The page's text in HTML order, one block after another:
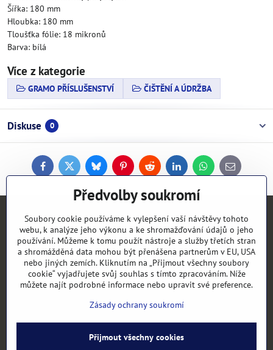
Šířka: 180 mm
Hloubka: 180 mm
Tloušťka fólie: 18 mikronů
Barva: bílá
Více z kategorie
GRAMO PŘÍSLUŠENSTVÍ ČIŠTĚNÍ A ÚDRŽBA
Diskuse 0
FacebookTwitterBlueskyPinterestReddit LinkedInWhatsApp
E-
mail
Kontakty
Objednávky
Vše k nákupu
Předvolby soukromí
Soubory cookie používáme k vylepšení vaší návštěvy tohoto
webu, k analýze jeho výkonu a ke shromažďování údajů o jeho
používání. Můžeme k tomu použít nástroje a služby třetích stran
a shromážděná data mohou být přenášena partnerům v EU, USA
nebo jiných zemích. Kliknutím na „Přijmout všechny soubory
cookie“ vyjadřujete svůj souhlas s tímto zpracováním. Níže
můžete najít podrobné informace nebo upravit své preference.
Zásady ochrany soukromí
Přijmout všechny cookies